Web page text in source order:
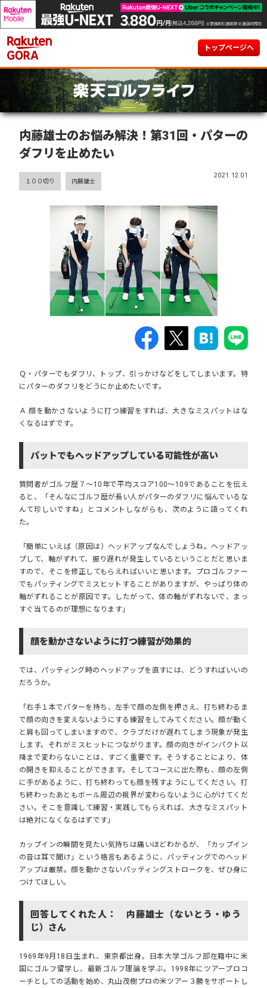
トップページへ
内藤雄士のお悩み解決！第31回・パターの
ダフリを止めたい
2021.12.01
１００切り
内藤雄士
Ｑ・パターでもダフリ、トップ、引っかけなどをしてしまいます。特
にパターのダフリをどうにか止めたいです。
Ａ.顔を動かさないように打つ練習をすれば、大きなミスパットはな
くなるはずです。
パットでもヘッドアップしている可能性が高い
質問者がゴルフ歴７～10年で平均スコア100～109であることを伝え
ると、「そんなにゴルフ歴が長い人がパターのダフリに悩んでいるな
んて珍しいですね」とコメントしながらも、次のように語ってくれ
た。
「簡単にいえば（原因は）ヘッドアップなんでしょうね。 ヘッドアッ
プして、軸がずれて、振り遅れが発生している ということだと思いま
すので、そこを修正してもらえればいいと思います。プロゴルファー
でもパッティングでミスヒットすることがありますが、やっぱり体の
軸がずれることが原因です。したがって、体の軸がずれないで、まっ
すぐ当てるのが理想になります」
顔を動かさないように打つ練習が効果的
では、パッティング時のヘッドアップを直すには、どうすればいいの
だろうか。
「右手１本でパターを持ち、左手で顔の左側を押さえ、打ち終わるま
で顔の向きを変えないようにする練習をしてみてください。顔が動く
と肩も回ってしまいますので、クラブだけが遅れてしまう現象が発生
します。それがミスヒットにつながります。顔の向きがインパクト以
降まで変わらないことは、すごく重要です。そうすることにより、体
の開きを抑えることができます。そしてコースに出た際も、顔の左側
に手があるように、打ち終わっても顔を残すようにしてください。打
ち終わったあともボール周辺の視界が変わらないように心がけてくだ
さい。そこを意識して練習・実践してもらえれば、大きなミスパット
は絶対になくなるはずです」
カップインの瞬間を見たい気持ちは痛いほどわかるが、「カップイン
の音は耳で聞け」という格言もあるように、 パッティングでのヘッド
アップは厳禁。 顔を動かさないパッティングストロークを、ぜひ身に
つけてほしい。
回答してくれた人： 内藤雄士（ないとう・ゆう
じ）さん
1969年9月18日生まれ、東京都出身。日本大学ゴルフ部在籍中に米
国にゴルフ留学し、最新ゴルフ理論を学ぶ。1998年にツアープロコ
ーチとしての活動を始め、丸山茂樹プロの米ツアー３勝をサポートし